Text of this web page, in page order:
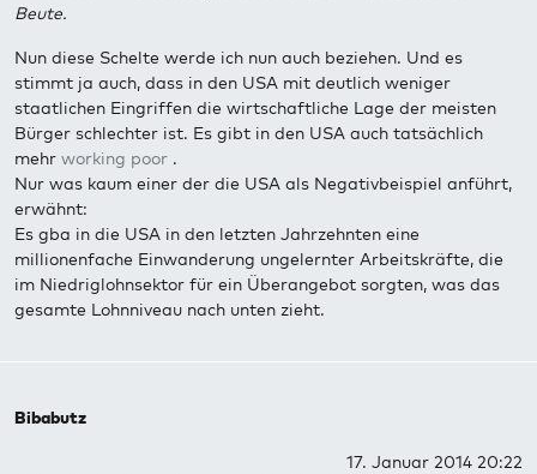
Beute.
Nun diese Schelte werde ich nun auch beziehen. Und es
stimmt ja auch, dass in den USA mit deutlich weniger
staatlichen Eingriffen die wirtschaftliche Lage der meisten
Bürger schlechter ist. Es gibt in den USA auch tatsächlich
mehr working poor .
Nur was kaum einer der die USA als Negativbeispiel anführt,
erwähnt:
Es gba in die USA in den letzten Jahrzehnten eine
millionenfache Einwanderung ungelernter Arbeitskräfte, die
im Niedriglohnsektor für ein Überangebot sorgten, was das
gesamte Lohnniveau nach unten zieht.
Bibabutz
17. Januar 2014 20:22